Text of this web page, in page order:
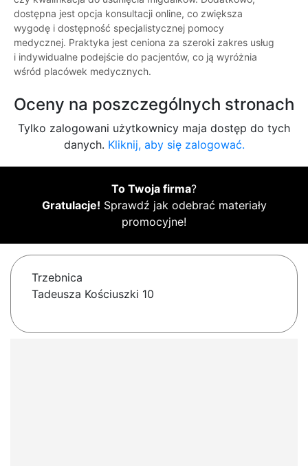
dostępna jest opcja konsultacji online, co zwiększa
wygodę i dostępność specjalistycznej pomocy
medycznej. Praktyka jest ceniona za szeroki zakres usług
i indywidualne podejście do pacjentów, co ją wyróżnia
wśród placówek medycznych.
Oceny na poszczególnych stronach
Tylko zalogowani użytkownicy maja dostęp do tych
danych. Kliknij, aby się zalogować.
To Twoja firma?
Gratulacje! Sprawdź jak odebrać materiały
promocyjne!
Trzebnica
Tadeusza Kościuszki 10